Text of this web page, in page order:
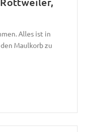
Alles ist in
Maulkorb zu